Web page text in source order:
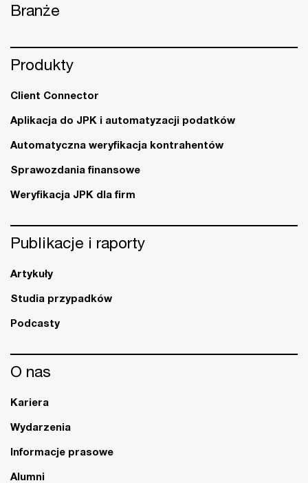
Branże
Produkty
Client Connector
Aplikacja do JPK i automatyzacji podatków
Automatyczna weryfikacja kontrahentów
Sprawozdania finansowe
Weryfikacja JPK dla firm
Publikacje i raporty
Artykuły
Studia przypadków
Podcasty
O nas
Kariera
Wydarzenia
Informacje prasowe
Alumni